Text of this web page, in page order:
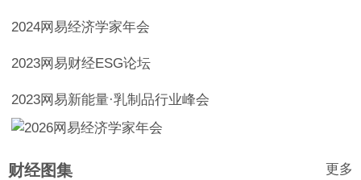
2024网易经济学家年会
2023网易财经ESG论坛
2023网易新能量·乳制品行业峰会
财经图集 更多